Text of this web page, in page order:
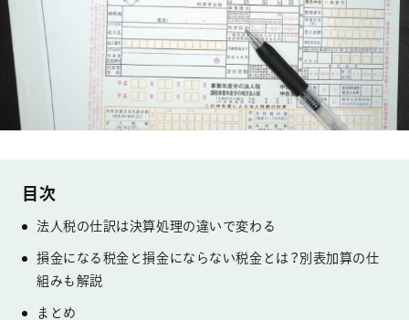
法人税の仕訳は決算処理の違いで変わる
損金になる税金と損金にならない税金とは？別表加算の仕
組みも解説
まとめ